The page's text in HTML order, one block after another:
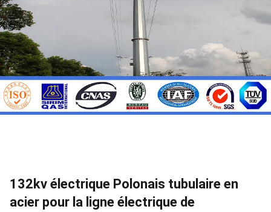
132kv électrique Polonais tubulaire en
acier pour la ligne électrique de